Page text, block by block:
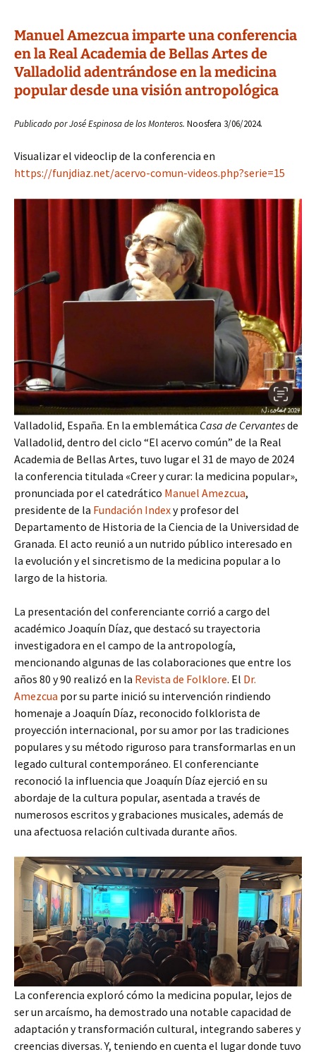
Manuel Amezcua imparte una conferencia
en la Real Academia de Bellas Artes de
Valladolid adentrándose en la medicina
popular desde una visión antropológica
Publicado por José Espinosa de los Monteros. Noosfera 3/06/2024.
Visualizar el videoclip de la conferencia en
https://funjdiaz.net/acervo-comun-videos.php?serie=15
Valladolid, España. En la emblemática Casa de Cervantesde
Valladolid, dentro del ciclo “El acervo común” de la Real
Academia de Bellas Artes, tuvo lugar el 31 de mayo de 2024
la conferencia titulada «Creer y curar: la medicina popular»,
pronunciada por el catedrático Manuel Amezcua,
presidente de la Fundación Indexy profesor del
Departamento de Historia de la Ciencia de la Universidad de
Granada. El acto reunió a un nutrido público interesado en
la evolución y el sincretismo de la medicina popular a lo
largo de la historia.
La presentación del conferenciante corrió a cargo del
académico Joaquín Díaz, que destacó su trayectoria
investigadora en el campo de la antropología,
mencionando algunas de las colaboraciones que entre los
años 80 y 90 realizó en la Revista de Folklore. El Dr.
Amezcua por su parte inició su intervención rindiendo
homenaje a Joaquín Díaz, reconocido folklorista de
proyección internacional, por su amor por las tradiciones
populares y su método riguroso para transformarlas en un
legado cultural contemporáneo. El conferenciante
reconoció la influencia que Joaquín Díaz ejerció en su
abordaje de la cultura popular, asentada a través de
numerosos escritos y grabaciones musicales, además de
una afectuosa relación cultivada durante años.
La conferencia exploró cómo la medicina popular, lejos de
ser un arcaísmo, ha demostrado una notable capacidad de
adaptación y transformación cultural, integrando saberes y
creencias diversas. Y, teniendo en cuenta el lugar donde tuvo